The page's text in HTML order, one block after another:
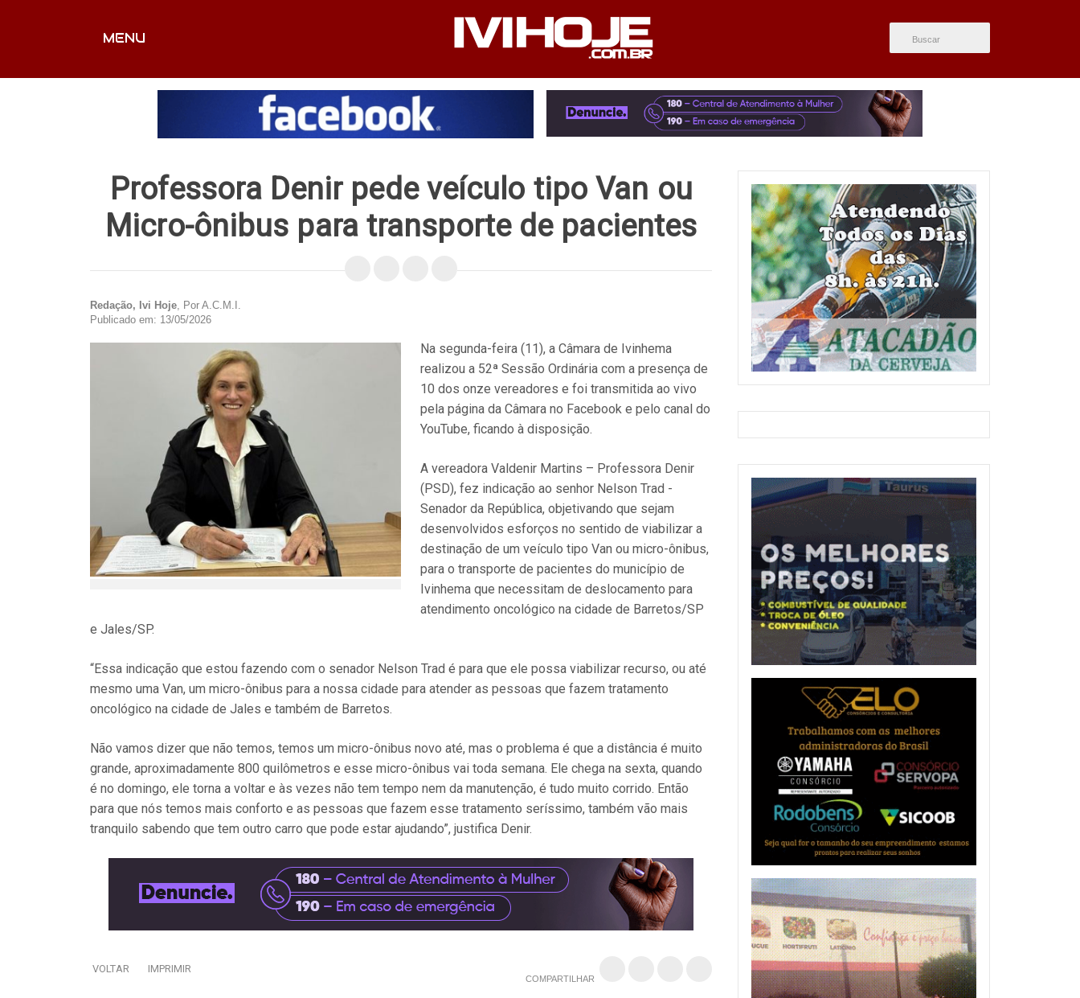
MENU
FALE CONOSCO
Professora Denir pede veículo tipo Van ou
Micro-ônibus para transporte de pacientes
Redação, Ivi Hoje, Por A.C.M.I.
Publicado em: 13/05/2026
Na segunda-feira (11), a Câmara de Ivinhema
realizou a 52ª Sessão Ordinária com a presença de
10 dos onze vereadores e foi transmitida ao vivo
pela página da Câmara no Facebook e pelo canal do
YouTube, ficando à disposição.
A vereadora Valdenir Martins – Professora Denir
(PSD), fez indicação ao senhor Nelson Trad -
Senador da República, objetivando que sejam
desenvolvidos esforços no sentido de viabilizar a
destinação de um veículo tipo Van ou micro-ônibus,
para o transporte de pacientes do município de
Ivinhema que necessitam de deslocamento para
atendimento oncológico na cidade de Barretos/SP
e Jales/SP.
“Essa indicação que estou fazendo com o senador Nelson Trad é para que ele possa viabilizar recurso, ou até
mesmo uma Van, um micro-ônibus para a nossa cidade para atender as pessoas que fazem tratamento
oncológico na cidade de Jales e também de Barretos.
Não vamos dizer que não temos, temos um micro-ônibus novo até, mas o problema é que a distância é muito
grande, aproximadamente 800 quilômetros e esse micro-ônibus vai toda semana. Ele chega na sexta, quando
é no domingo, ele torna a voltar e às vezes não tem tempo nem da manutenção, é tudo muito corrido. Então
para que nós temos mais conforto e as pessoas que fazem esse tratamento seríssimo, também vão mais
tranquilo sabendo que tem outro carro que pode estar ajudando”, justifica Denir.
VOLTAR IMPRIMIR
COMPARTILHAR